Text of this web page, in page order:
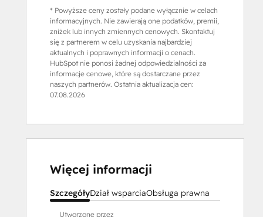
* Powyższe ceny zostały podane wyłącznie w celach
informacyjnych. Nie zawierają one podatków, premii,
zniżek lub innych zmiennych cenowych. Skontaktuj
się z partnerem w celu uzyskania najbardziej
aktualnych i poprawnych informacji o cenach.
HubSpot nie ponosi żadnej odpowiedzialności za
informacje cenowe, które są dostarczane przez
naszych partnerów. Ostatnia aktualizacja cen:
07.08.2026
Więcej informacji
SzczegółyDział wsparciaObsługa prawna
Utworzone przez